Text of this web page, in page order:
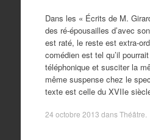
Dans les « Écrits de M.
des ré-épousailles d’avec
est raté, le reste est extra-
comédien est tel qu’il
téléphonique et susciter la
même suspense chez le
texte est celle du XVIIe
24 octobre 2013 dansThéâtre